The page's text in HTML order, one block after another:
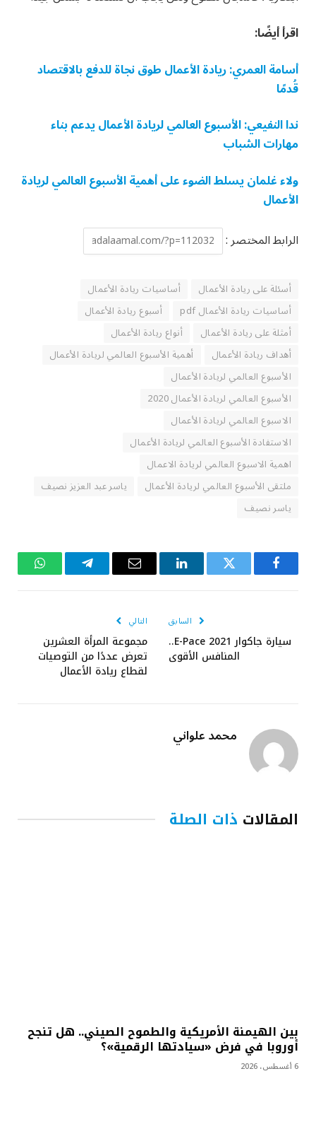
اقرأ أيضًا:
أسامة العمري: ريادة الأعمال طوق نجاة للدفع بالاقتصاد
قُدمًا
ندا النفيعي: الأسبوع العالمي لريادة الأعمال يدعم بناء
مهارات الشباب
ولاء غلمان يسلط الضوء على أهمية الأسبوع العالمي لريادة
الأعمال
الرابط المختصر :
أسئلة على ريادة الأعمال
أساسيات ريادة الأعمال
أساسيات ريادة الأعمال pdf
أسبوع ريادة الأعمال
أمثلة على ريادة الأعمال
أنواع ريادة الأعمال
أهداف ريادة الأعمال
أهمية الأسبوع العالمي لريادة الأعمال
الأسبوع العالمي لريادة الأعمال
الأسبوع العالمي لريادة الأعمال 2020
الاسبوع العالمي لريادة الأعمال
الاستفادة الأسبوع العالمي لريادة الأعمال
اهمية الاسبوع العالمي لريادة الاعمال
ملتقى الأسبوع العالمي لريادة الأعمال
ياسر عبد العزيز نصيف
ياسر نصيف
فيسبوك تويتر لينكدإن
البريد
تيلقرام واتساب
السابق
سيارة جاكوار E-Pace 2021..
المنافس الأقوى
التالي
مجموعة المرأة العشرين
تعرض عددًا من التوصيات
لقطاع ريادة الأعمال
محمد علواني
المقالات ذات الصلة
بين الهيمنة الأمريكية والطموح الصيني.. هل تنجح
أوروبا في فرض «سيادتها الرقمية»؟
6 أغسطس، 2026